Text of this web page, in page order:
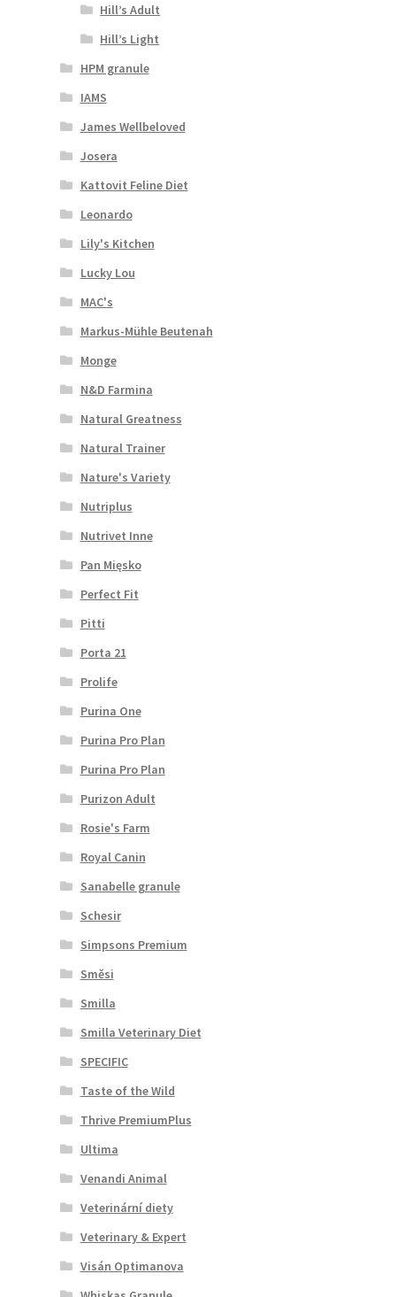
Hill’s Adult
Hill’s Light
HPM granule
IAMS
James Wellbeloved
Josera
Kattovit Feline Diet
Leonardo
Lily's Kitchen
Lucky Lou
MAC's
Markus-Mühle Beutenah
Monge
N&D Farmina
Natural Greatness
Natural Trainer
Nature's Variety
Nutriplus
Nutrivet Inne
Pan Mięsko
Perfect Fit
Pitti
Porta 21
Prolife
Purina One
Purina Pro Plan
Purina Pro Plan
Purizon Adult
Rosie's Farm
Royal Canin
Sanabelle granule
Schesir
Simpsons Premium
Směsi
Smilla
Smilla Veterinary Diet
SPECIFIC
Taste of the Wild
Thrive PremiumPlus
Ultima
Venandi Animal
Veterinární diety
Veterinary & Expert
Visán Optimanova